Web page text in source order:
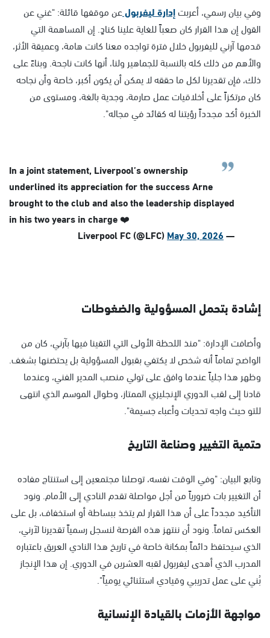
وفي بيان رسمي، أعربتإدارة ليفربولعن موقفها قائلة: "غني عن
القول إن هذا القرار كان صعباً للغاية علينا كنادٍ. إن المساهمة التي
قدمها آرني لليفربول خلال فترة تواجده معنا كانت هامة، وعميقة الأثر،
والأهم من ذلك كله بالنسبة للجماهير ولنا، أنها كانت ناجحة. وبناءً على
ذلك، فإن تقديرنا لكل ما حققه لا يمكن أن يكون أكبر، خاصة وأن نجاحه
كان مرتكزاً على أخلاقيات عمل صارمة، وجدية بالغة، ومستوى من
الخبرة أكد مجدداً رؤيتنا له كقائد في مجاله".
In a joint statement, Liverpool’s ownership
underlined its appreciation for the success Arne
brought to the club and also the leadership displayed
in his two years in charge ❤️
— Liverpool FC (@LFC)
May 30, 2026
إشادة بتحمل المسؤولية والضغوطات
وأضافت الإدارة: "منذ اللحظة الأولى التي التقينا فيها بآرني، كان من
الواضح تماماً أنه شخص لا يكتفي بقبول المسؤولية بل يحتضنها بشغف.
وظهر هذا جلياً عندما وافق على تولي منصب المدير الفني، وعندما
قادنا إلى لقب الدوري الإنجليزي الممتاز، وطوال الموسم الذي انتهى
للتو حيث واجه تحديات وأعباء جسيمة".
حتمية التغيير وصناعة التاريخ
وتابع البيان: "وفي الوقت نفسه، توصلنا مجتمعين إلى استنتاج مفاده
أن التغيير بات ضرورياً من أجل مواصلة تقدم النادي إلى الأمام. ونود
التأكيد مجدداً على أن هذا القرار لم يتخذ ببساطة أو استخفاف، بل على
العكس تماماً. ونود أن ننتهز هذه الفرصة لنسجل رسمياً تقديرنا لآرني،
الذي سيحتفظ دائماً بمكانة خاصة في تاريخ هذا النادي العريق باعتباره
المدرب الذي أهدى ليفربول لقبه العشرين في الدوري. إن هذا الإنجاز
بُني على عمل تدريبي وقيادي استثنائي يومياً".
مواجهة الأزمات بالقيادة الإنسانية